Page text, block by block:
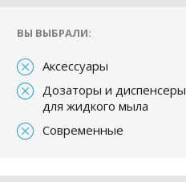
ВЫ ВЫБРАЛИ:
Аксессуары
Дозаторы и диспенсеры
для жидкого мыла
Современные